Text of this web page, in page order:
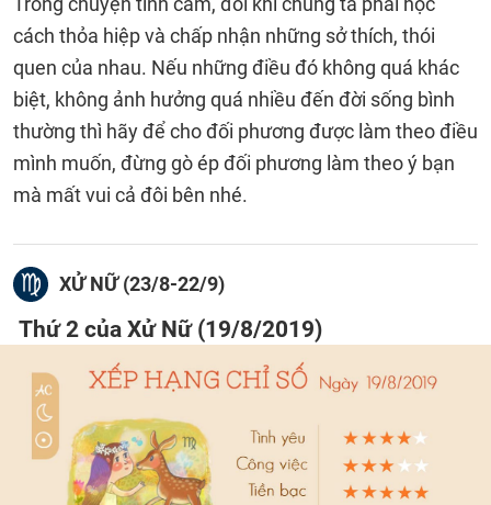
cách thỏa hiệp và chấp nhận những sở thích, thói
quen của nhau. Nếu những điều đó không quá khác
biệt, không ảnh hưởng quá nhiều đến đời sống bình
thường thì hãy để cho đối phương được làm theo điều
mình muốn, đừng gò ép đối phương làm theo ý bạn
mà mất vui cả đôi bên nhé.
XỬ NỮ (23/8-22/9)
Thứ 2 của Xử Nữ (19/8/2019)